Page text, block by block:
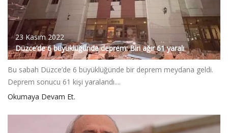
23 Kasım 2022
Düzce’de 6 büyüklüğünde deprem: Biri ağır 61 yaralı
Bu sabah Düzce’de 6 büyüklüğünde bir deprem meydana geldi.
Deprem sonucu 61 kişi yaralandı....
Okumaya Devam Et.